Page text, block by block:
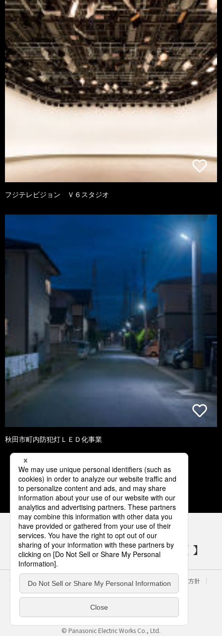
フジテレビジョン Ｖ６スタジオ
秋田市町内防犯灯ＬＥＤ化事業
1 2
パナソニックの電気設備 SNSアカウント
サイトのご利用にあたって クッキーポリシー
個人情報保護方針
パナソニック ホールディングス
Area/Country
電気・建築設備（ビジネス）
© Panasonic Electric Works Co., Ltd.